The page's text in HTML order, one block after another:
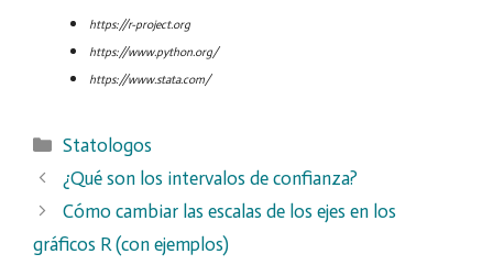
https://r-project.org
https://www.python.org/
https://www.stata.com/
Categorías
Statologos
¿Qué son los intervalos de confianza?
Cómo cambiar las escalas de los ejes en los
gráficos R (con ejemplos)